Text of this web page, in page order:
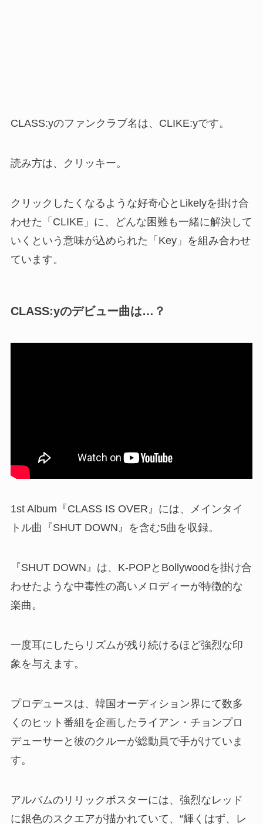
CLASS:yのファンクラブ名は、CLIKE:yです。
読み方は、クリッキー。
クリックしたくなるような好奇心とLikelyを掛け合
わせた「CLIKE」に、どんな困難も一緒に解決して
いくという意味が込められた「Key」を組み合わせ
ています。
CLASS:yのデビュー曲は…？
1st Album『CLASS IS OVER』には、メインタイ
トル曲『SHUT DOWN』を含む5曲を収録。
『SHUT DOWN』は、K-POPとBollywoodを掛け合
わせたような中毒性の高いメロディーが特徴的な
楽曲。
一度耳にしたらリズムが残り続けるほど強烈な印
象を与えます。
プロデュースは、韓国オーディション界にて数多
くのヒット番組を企画したライアン・チョンプロ
デューサーと彼のクルーが総動員で手がけていま
す。
アルバムのリリックポスターには、強烈なレッド
に銀色のスクエアが描かれていて、“輝くはず、レ